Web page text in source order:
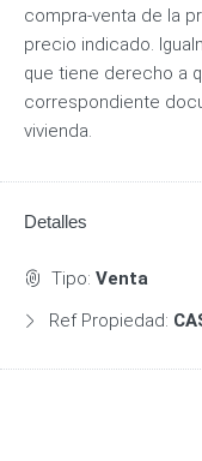
compra-venta de la
precio indicado.
que tiene derecho a
correspondiente
vivienda.
Detalles
Tipo: Venta
Ref Propiedad: